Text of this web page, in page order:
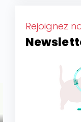
Rejoignez